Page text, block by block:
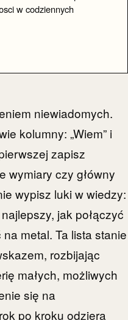
w codziennych
niewiadomych.
kolumny: „Wiem” i
zapisz
wymiary czy główny
wypisz luki w wiedzy:
jak połączyć
metal. Ta lista stanie
rozbijając
małych, możliwych
się na
po kroku odziera